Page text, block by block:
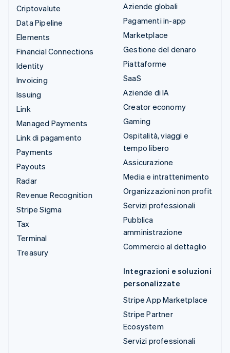
Criptovalute
Data Pipeline
Elements
Financial Connections
Identity
Invoicing
Issuing
Link
Managed Payments
Link di pagamento
Payments
Payouts
Radar
Revenue Recognition
Stripe Sigma
Tax
Terminal
Treasury
Aziende globali
Pagamenti in-app
Marketplace
Gestione del denaro
Piattaforme
SaaS
Aziende di IA
Creator economy
Gaming
Ospitalità, viaggi e
tempo libero
Assicurazione
Media e intrattenimento
Organizzazioni non profit
Servizi professionali
Pubblica
amministrazione
Commercio al dettaglio
Integrazioni e soluzioni
personalizzate
Stripe App Marketplace
Stripe Partner
Ecosystem
Servizi professionali